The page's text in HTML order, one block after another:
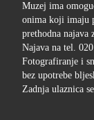
Muzej ima
onima koji imaju
prethodna najava
Najava na tel.
Fotografiranje i
bez upotrebe
Zadnja ulaznica